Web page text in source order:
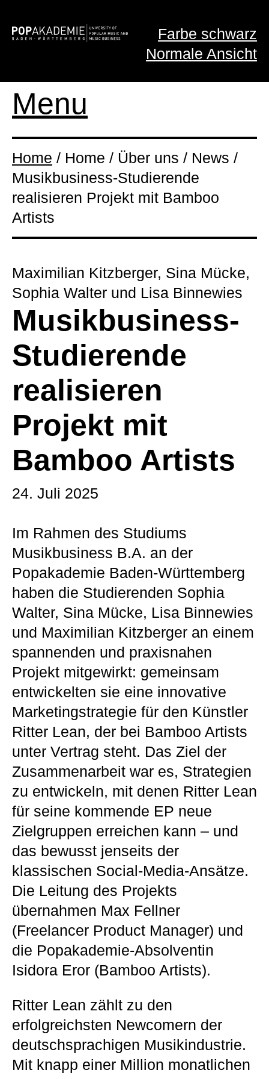
Farbe schwarz
Normale Ansicht
Menu
Home / Home / Über uns / News /
Musikbusiness-Studierende
realisieren Projekt mit Bamboo
Artists
Maximilian Kitzberger, Sina Mücke,
Sophia Walter und Lisa Binnewies
Musikbusiness-
Studierende
realisieren
Projekt mit
Bamboo Artists
24. Juli 2025
Im Rahmen des Studiums
Musikbusiness B.A. an der
Popakademie Baden-Württemberg
haben die Studierenden Sophia
Walter, Sina Mücke, Lisa Binnewies
und Maximilian Kitzberger an einem
spannenden und praxisnahen
Projekt mitgewirkt: gemeinsam
entwickelten sie eine innovative
Marketingstrategie für den Künstler
Ritter Lean, der bei Bamboo Artists
unter Vertrag steht. Das Ziel der
Zusammenarbeit war es, Strategien
zu entwickeln, mit denen Ritter Lean
für seine kommende EP neue
Zielgruppen erreichen kann – und
das bewusst jenseits der
klassischen Social-Media-Ansätze.
Die Leitung des Projekts
übernahmen Max Fellner
(Freelancer Product Manager) und
die Popakademie-Absolventin
Isidora Eror (Bamboo Artists).
Ritter Lean zählt zu den
erfolgreichsten Newcomern der
deutschsprachigen Musikindustrie.
Mit knapp einer Million monatlichen